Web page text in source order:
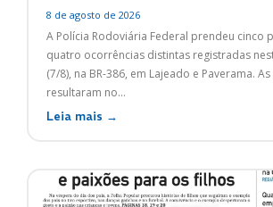
8 de agosto de 2026
A Polícia Rodoviária Federal prendeu cinco
quatro ocorrências distintas registradas
(7/8), na BR-386, em Lajeado e Paverama. As ações
resultaram no...
Leia mais →